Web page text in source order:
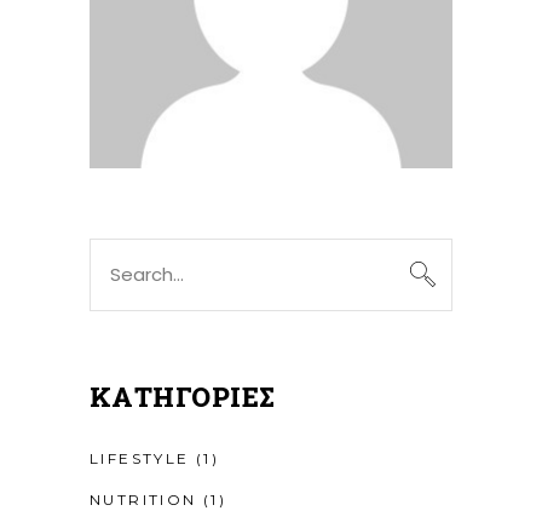
for:
KΑΤΗΓΟΡΊΕΣ
LIFESTYLE (1)
NUTRITION (1)